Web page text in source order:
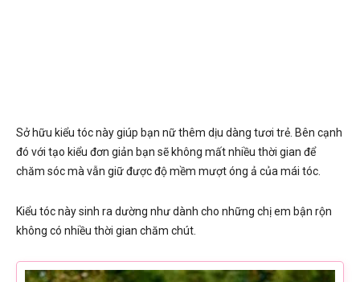
Sở hữu kiểu tóc này giúp bạn nữ thêm dịu dàng tươi trẻ. Bên cạnh
đó với tạo kiểu đơn giản bạn sẽ không mất nhiều thời gian để
chăm sóc mà vẫn giữ được độ mềm mượt óng ả của mái tóc.
Kiểu tóc này sinh ra dường như dành cho những chị em bận rộn
không có nhiều thời gian chăm chút.